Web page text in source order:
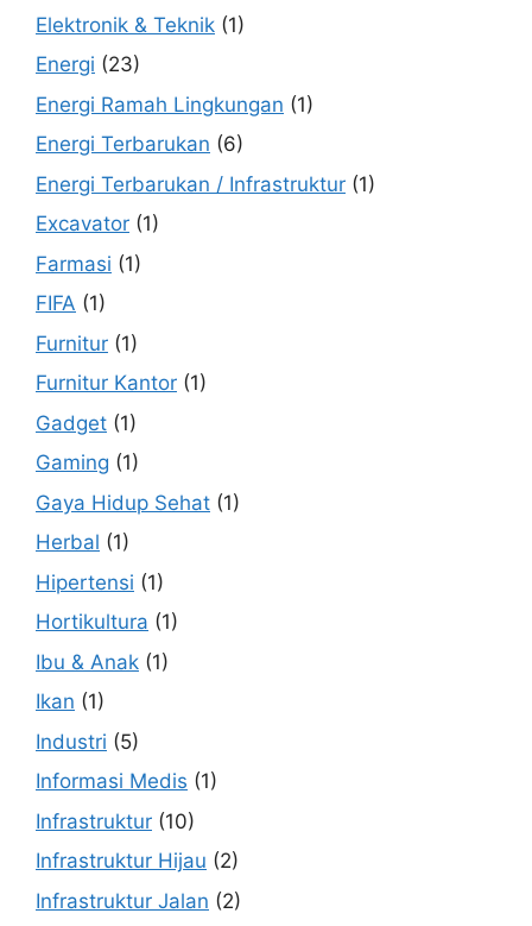
Elektronik & Teknik (1)
Energi (23)
Energi Ramah Lingkungan (1)
Energi Terbarukan (6)
Energi Terbarukan / Infrastruktur (1)
Excavator (1)
Farmasi (1)
FIFA (1)
Furnitur (1)
Furnitur Kantor (1)
Gadget (1)
Gaming (1)
Gaya Hidup Sehat (1)
Herbal (1)
Hipertensi (1)
Hortikultura (1)
Ibu & Anak (1)
Ikan (1)
Industri (5)
Informasi Medis (1)
Infrastruktur (10)
Infrastruktur Hijau (2)
Infrastruktur Jalan (2)